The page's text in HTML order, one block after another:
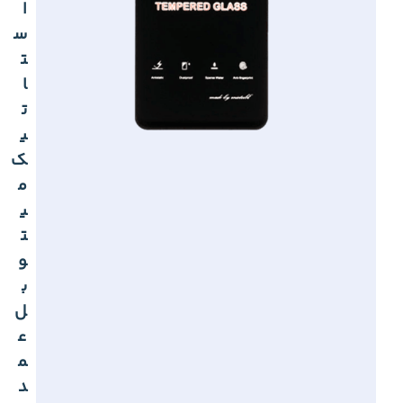
ا
س
ت
ا
ت
ی
ک
م
ی
ت
و
ب
ل
ع
م
د